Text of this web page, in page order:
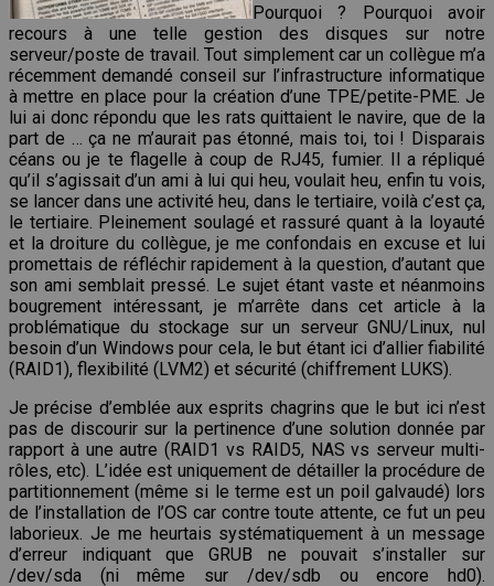
Pourquoi ? Pourquoi avoir
recours à une telle gestion des disques sur notre
serveur/poste de travail. Tout simplement car un collègue m’a
récemment demandé conseil sur l’infrastructure informatique
à mettre en place pour la création d’une TPE/petite-PME. Je
lui ai donc répondu que les rats quittaient le navire, que de la
part de … ça ne m’aurait pas étonné, mais toi, toi ! Disparais
céans ou je te flagelle à coup de RJ45, fumier. Il a répliqué
qu’il s’agissait d’un ami à lui qui heu, voulait heu, enfin tu vois,
se lancer dans une activité heu, dans le tertiaire, voilà c’est ça,
le tertiaire. Pleinement soulagé et rassuré quant à la loyauté
et la droiture du collègue, je me confondais en excuse et lui
promettais de réfléchir rapidement à la question, d’autant que
son ami semblait pressé. Le sujet étant vaste et néanmoins
bougrement intéressant, je m’arrête dans cet article à la
problématique du stockage sur un serveur GNU/Linux, nul
besoin d’un Windows pour cela, le but étant ici d’allier fiabilité
(RAID1), flexibilité (LVM2) et sécurité (chiffrement LUKS).
Je précise d’emblée aux esprits chagrins que le but ici n’est
pas de discourir sur la pertinence d’une solution donnée par
rapport à une autre (RAID1 vs RAID5, NAS vs serveur multi-
rôles, etc). L’idée est uniquement de détailler la procédure de
partitionnement (même si le terme est un poil galvaudé) lors
de l’installation de l’OS car contre toute attente, ce fut un peu
laborieux. Je me heurtais systématiquement à un message
d’erreur indiquant que GRUB ne pouvait s’installer sur
/dev/sda (ni même sur /dev/sdb ou encore hd0).